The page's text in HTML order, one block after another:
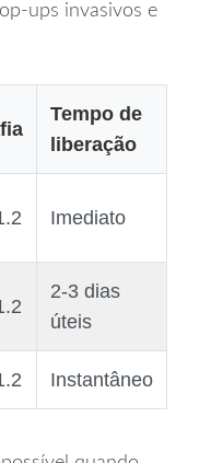
invasivos e
Tempo de
liberação
Imediato
2‑3 dias
úteis
Instantâneo